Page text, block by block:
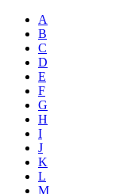
A
B
C
D
E
F
G
H
I
J
K
L
M